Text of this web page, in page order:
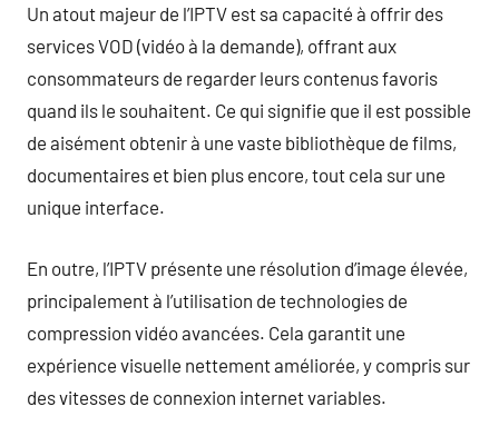
Un atout majeur de l’IPTV est sa capacité à offrir des
services VOD (vidéo à la demande), offrant aux
consommateurs de regarder leurs contenus favoris
quand ils le souhaitent. Ce qui signifie que il est possible
de aisément obtenir à une vaste bibliothèque de films,
documentaires et bien plus encore, tout cela sur une
unique interface.
En outre, l’IPTV présente une résolution d’image élevée,
principalement à l’utilisation de technologies de
compression vidéo avancées. Cela garantit une
expérience visuelle nettement améliorée, y compris sur
des vitesses de connexion internet variables.